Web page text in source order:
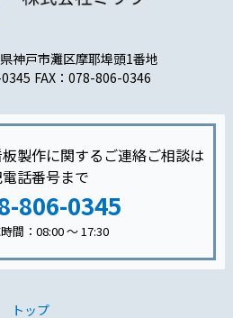
神戸市灘区摩耶埠頭1番地
FAX：078-806-0346
製作に関するご連絡ご相談は
話番号まで
806-0345
間：08:00 〜 17:30
トップ